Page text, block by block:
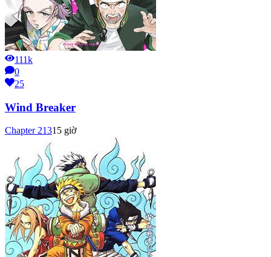
111k
0
25
Wind Breaker
Chapter 21315 giờ